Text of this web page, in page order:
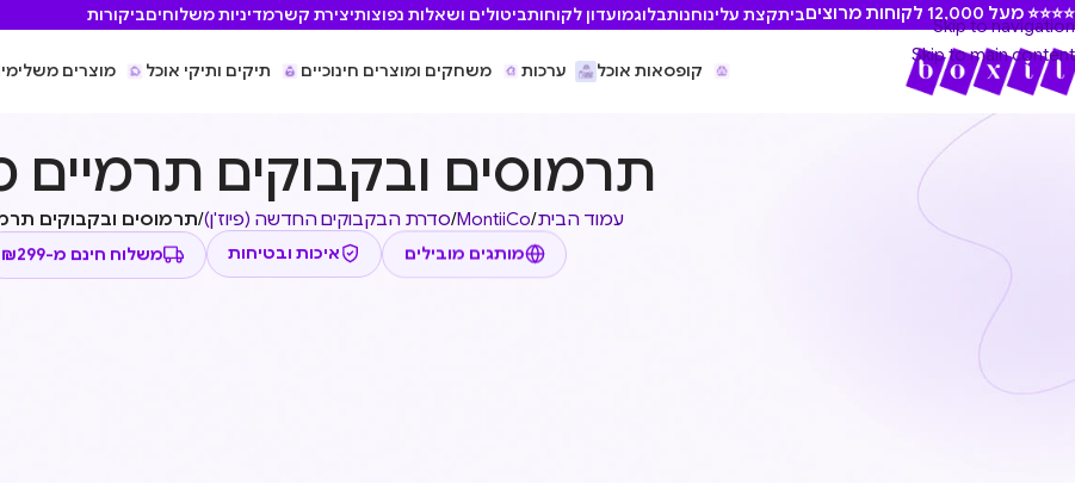
Skip to navigation
Skip to main content
מעל 12,000 לקוחות מרוצים ביתקצת עלינוחנותבלוגמועדון לקוחותביטולים ושאלות נפוצותיצירת קשרמדיניות משלוחיםביקורות
קופסאות אוכל ערכות משחקים ומוצרים חינוכיים תיקים ותיקי אוכל מוצרים
תרמוסים ובקבוקים תרמיים
עמוד הבית/
MontiiCo
/סדרת הבקבוקים החדשה (פיוז'ן)/תרמוסים ובקבוקים
מותגים מובילים איכות ובטיחות משלוח חינם מ-₪299